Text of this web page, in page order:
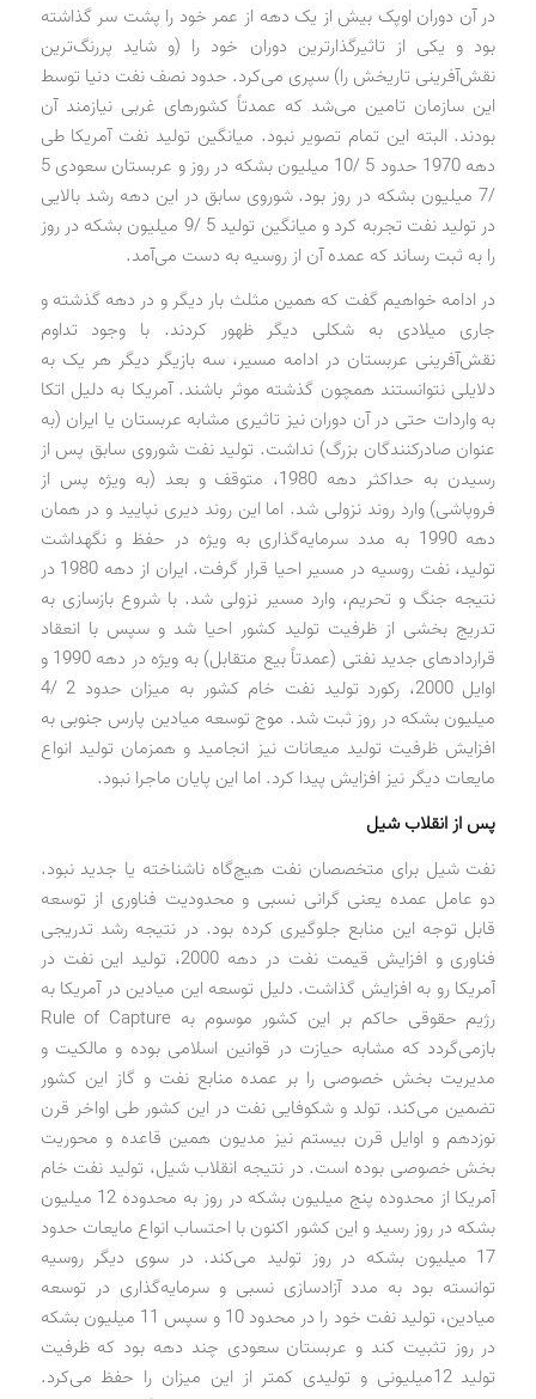
در آن دوران اوپک بیش از یک دهه از عمر خود را پشت سر گذاشته
بود و یکی از تاثیرگذارترین دوران خود را (و شاید پررنگ‌ترین
نقش‌آفرینی تاریخش را) سپری می‌کرد. حدود نصف نفت دنیا توسط
این سازمان تامین می‌شد که عمدتاً کشورهای غربی نیازمند آن
بودند. البته این تمام تصویر نبود. میانگین تولید نفت آمریکا طی
دهه 1970 حدود 5 /10 میلیون بشکه در روز و عربستان سعودی 5
/7 میلیون بشکه در روز بود. شوروی سابق در این دهه رشد بالایی
در تولید نفت تجربه کرد و میانگین تولید 5 /9 میلیون بشکه در روز
را به ثبت رساند که عمده آن از روسیه به دست می‌آمد.
در ادامه خواهیم گفت که همین مثلث بار دیگر و در دهه گذشته و
جاری میلادی به شکلی دیگر ظهور کردند. با وجود تداوم
نقش‌آفرینی عربستان در ادامه مسیر، سه بازیگر دیگر هر یک به
دلایلی نتوانستند همچون گذشته موثر باشند. آمریکا به دلیل اتکا
به واردات حتی در آن دوران نیز تاثیری مشابه عربستان یا ایران (به
عنوان صادرکنندگان بزرگ) نداشت. تولید نفت شوروی سابق پس از
رسیدن به حداکثر دهه 1980، متوقف و بعد (به ویژه پس از
فروپاشی) وارد روند نزولی شد. اما این روند دیری نپایید و در همان
دهه 1990 به مدد سرمایه‌گذاری به ویژه در حفظ و نگهداشت
تولید، نفت روسیه در مسیر احیا قرار گرفت. ایران از دهه 1980 در
نتیجه جنگ و تحریم، وارد مسیر نزولی شد. با شروع بازسازی به
تدریج بخشی از ظرفیت تولید کشور احیا شد و سپس با انعقاد
قراردادهای جدید نفتی (عمدتاً بیع متقابل) به ویژه در دهه 1990 و
اوایل 2000، رکورد تولید نفت خام کشور به میزان حدود 2 /4
میلیون بشکه در روز ثبت شد. موج توسعه میادین پارس جنوبی به
افزایش ظرفیت تولید میعانات نیز انجامید و همزمان تولید انواع
مایعات دیگر نیز افزایش پیدا کرد. اما این پایان ماجرا نبود.
پس از انقلاب شیل
نفت شیل برای متخصصان نفت هیچ‌گاه ناشناخته یا جدید نبود.
دو عامل عمده یعنی گرانی نسبی و محدودیت فناوری از توسعه
قابل ‌توجه این منابع جلوگیری کرده بود. در نتیجه رشد تدریجی
فناوری و افزایش قیمت نفت در دهه 2000، تولید این نفت در
آمریکا رو به افزایش گذاشت. دلیل توسعه این میادین در آمریکا به
رژیم حقوقی حاکم بر این کشور موسوم به Rule of Capture
بازمی‌گردد که مشابه حیازت در قوانین اسلامی بوده و مالکیت و
مدیریت بخش خصوصی را بر عمده منابع نفت و گاز این کشور
تضمین می‌کند. تولد و شکوفایی نفت در این کشور طی اواخر قرن
نوزدهم و اوایل قرن بیستم نیز مدیون همین قاعده و محوریت
بخش خصوصی بوده است. در نتیجه انقلاب شیل، تولید نفت خام
آمریکا از محدوده پنج میلیون بشکه در روز به محدوده 12 میلیون
بشکه در روز رسید و این کشور اکنون با احتساب انواع مایعات حدود
17 میلیون بشکه در روز تولید می‌کند. در سوی دیگر روسیه
توانسته بود به مدد آزادسازی نسبی و سرمایه‌گذاری در توسعه
میادین، تولید نفت خود را در محدود 10 و سپس 11 میلیون بشکه
در روز تثبیت کند و عربستان سعودی چند دهه بود که ظرفیت
تولید 12میلیونی و تولیدی کمتر از این میزان را حفظ می‌کرد.